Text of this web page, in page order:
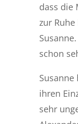
dass die
zur Ruhe
schon
ihren
sehr